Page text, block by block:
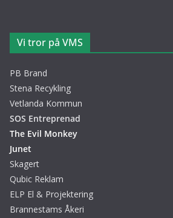
Vi tror på VMS
PB Brand
Stena Recykling
Vetlanda Kommun
SOS Entreprenad
The Evil Monkey
Junet
Skagert
Qubic Reklam
ELP El & Projektering
Brannestams Åkeri